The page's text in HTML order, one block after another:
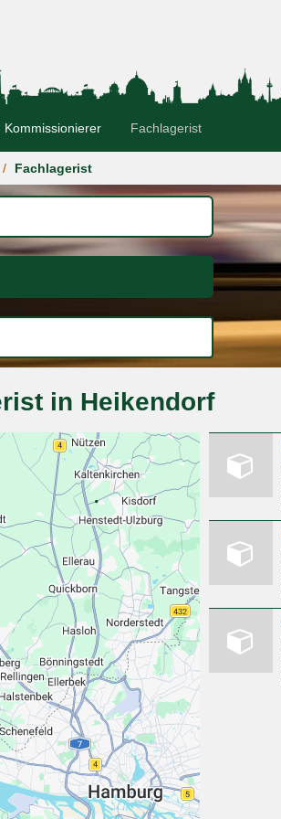
Kommissionierer Fachlagerist
Fachlagerist
in Heikendorf